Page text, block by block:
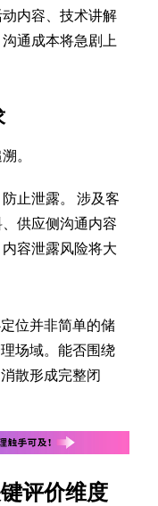
内容、技术讲解
通成本将急剧上
。
止泄露。 涉及客
供应侧沟通内容
容泄露风险将大
位并非简单的储
场域。能否围绕
散形成完整闭
评价维度